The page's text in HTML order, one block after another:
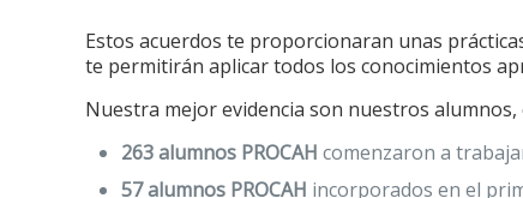
Estos acuerdos te proporcionaran unas
te permitirán aplicar todos los conocimientos
Nuestra mejor evidencia son nuestros
263 alumnos PROCAH comenzaron a
57 alumnos PROCAH incorporados en el